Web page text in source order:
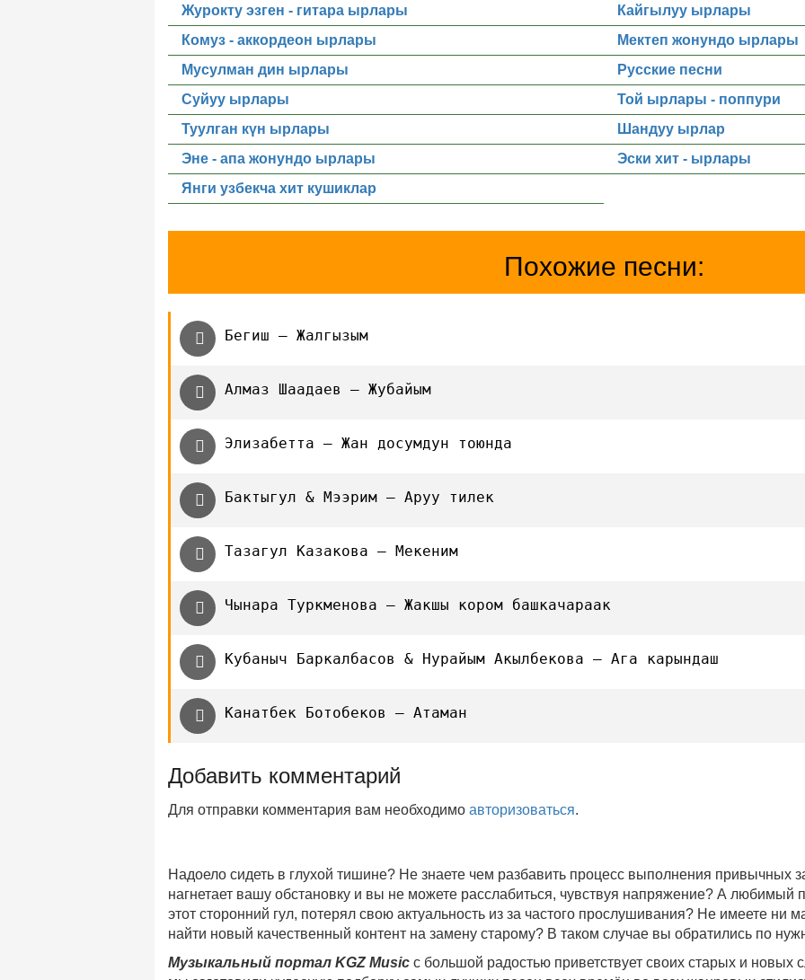
Журокту эзген - гитара ырлары
Кайгылуу ырлары
Комуз - аккордеон ырлары
Мектеп жонундо ырлары
Мусулман дин ырлары
Русские песни
Суйуу ырлары
Той ырлары - поппури
Туулган күн ырлары
Шандуу ырлар
Эне - апа жонундо ырлары
Эски хит - ырлары
Янги узбекча хит кушиклар
Похожие песни:
Бегиш — Жалгызым
Алмаз Шаадаев — Жубайым
Элизабетта — Жан досумдун тоюнда
Бактыгул & Мээрим — Аруу тилек
Тазагул Казакова — Мекеним
Чынара Туркменова — Жакшы кором башкачараак
Кубаныч Баркалбасов & Нурайым Акылбекова — Ага карындаш
Канатбек Ботобеков — Атаман
Добавить комментарий
Для отправки комментария вам необходимо авторизоваться.
Надоело сидеть в глухой тишине? Не знаете чем разбавить процесс выполнения
нагнетает вашу обстановку и вы не можете расслабиться, чувствуя напряжение? А любимый
этот сторонний гул, потерял свою актуальность из за частого прослушивания? Не имеете ни
найти новый качественный контент на замену старому? В таком случае вы обратились по
Музыкальный портал KGZ Music с большой радостью приветствует своих старых и новых